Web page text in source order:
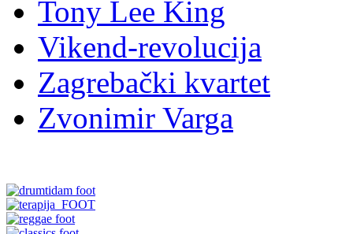
Tony Lee King
Vikend-revolucija
Zagrebački kvartet
Zvonimir Varga